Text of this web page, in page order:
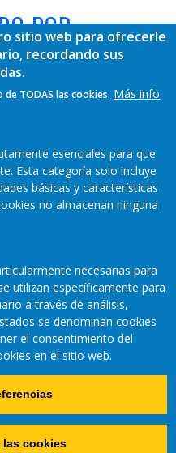
POR
sitio web para ofrecerle
recordando sus
TODAS las cookies. Más info
esenciales para que
Esta categoría solo incluye
básicas y características
no almacenan ninguna
necesarias para
utilizan específicamente para
a través de análisis,
se denominan cookies
el consentimiento del
en el sitio web.
las cookies